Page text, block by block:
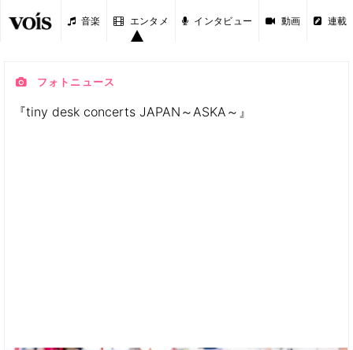
音楽 エンタメ インタビュー 動画 連載
フォトニュース
『tiny desk concerts JAPAN～ASKA～』